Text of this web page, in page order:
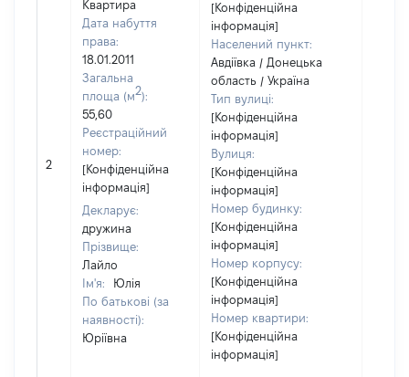
2
Квартира
Дата набуття
права:
18.01.2011
Загальна
площа (м2):
55,60
Реєстраційний
номер:
[Конфіденційна
інформація]
Декларує:
дружина
Прізвище:
Лайло
Ім'я:
Юлія
По батькові (за
наявності):
Юріївна
[Конфіденційна
інформація]
Населений пункт:
Авдіївка / Донецька
область / Україна
Тип вулиці:
[Конфіденційна
інформація]
Вулиця:
[Конфіденційна
інформація]
Номер будинку:
[Конфіденційна
інформація]
Номер корпусу:
[Конфіденційна
інформація]
Номер квартири:
[Конфіденційна
інформація]